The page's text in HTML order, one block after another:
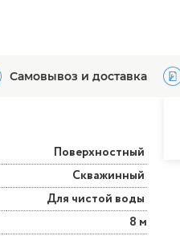
Самовывоз и доставка
Поверхностный
Скважинный
Для чистой воды
8 м